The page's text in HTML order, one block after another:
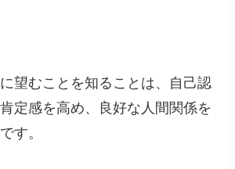
望むことを知ることは、自己認
定感を高め、良好な人間関係を
す。